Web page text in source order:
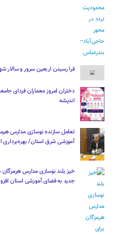
فرا رسیدن اربعین سرور و
دختران امروز معماران فردای
اندیشه
تعامل سازنده نوسازی مدارس
آموزشی شرق استان/ بهره‌برداری از ۴۵۴ کلاس درس تا
جدید به فضای آموزشی استان